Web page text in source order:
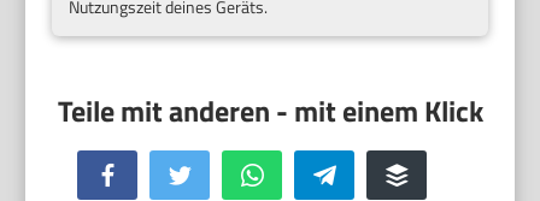
Nutzungszeit deines Geräts.
Facebook Twitter WhatsApp Telegram Buffer